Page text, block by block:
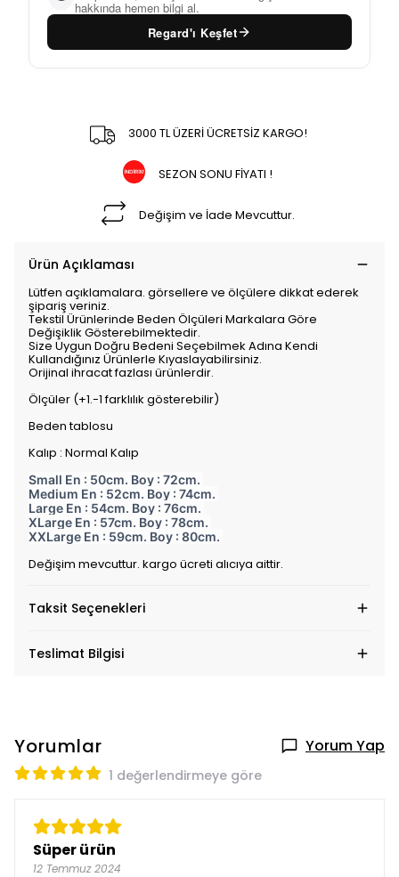
hakkında hemen bilgi al.
Regard'ı Keşfet
3000 TL ÜZERİ ÜCRETSİZ KARGO!
SEZON SONU FİYATI !
Değişim ve İade Mevcuttur.
Ürün Açıklaması
Lütfen açıklamalara. görsellere ve ölçülere dikkat ederek
şipariş veriniz.
Tekstil Ürünlerinde Beden Ölçüleri Markalara Göre
Değişiklik Gösterebilmektedir.
Size Uygun Doğru Bedeni Seçebilmek Adına Kendi
Kullandığınız Ürünlerle Kıyaslayabilirsiniz.
Orijinal ihracat fazlası ürünlerdir.
Ölçüler (+1.-1 farklılık gösterebilir)
Beden tablosu
Kalıp : Normal Kalıp
Small En : 50cm. Boy : 72cm.
Medium En : 52cm. Boy : 74cm.
Large En : 54cm. Boy : 76cm.
XLarge En : 57cm. Boy : 78cm.
XXLarge En : 59cm. Boy : 80cm.
Değişim mevcuttur. kargo ücreti alıcıya aittir.
Taksit Seçenekleri
Teslimat Bilgisi
Yorumlar Yorum Yap
1 değerlendirmeye göre
Süper ürün
12 Temmuz 2024